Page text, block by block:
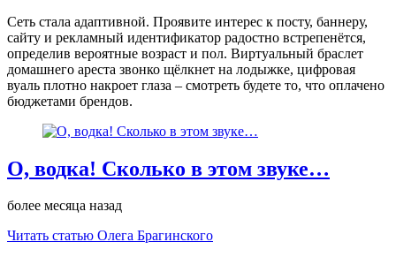
Сеть стала адаптивной. Проявите интерес к посту, баннеру,
сайту и рекламный идентификатор радостно встрепенётся,
определив вероятные возраст и пол. Виртуальный браслет
домашнего ареста звонко щёлкнет на лодыжке, цифровая
вуаль плотно накроет глаза – смотреть будете то, что оплачено
бюджетами брендов.
О, водка! Сколько в этом звуке…
более месяца назад
Читать статью Олега Брагинского